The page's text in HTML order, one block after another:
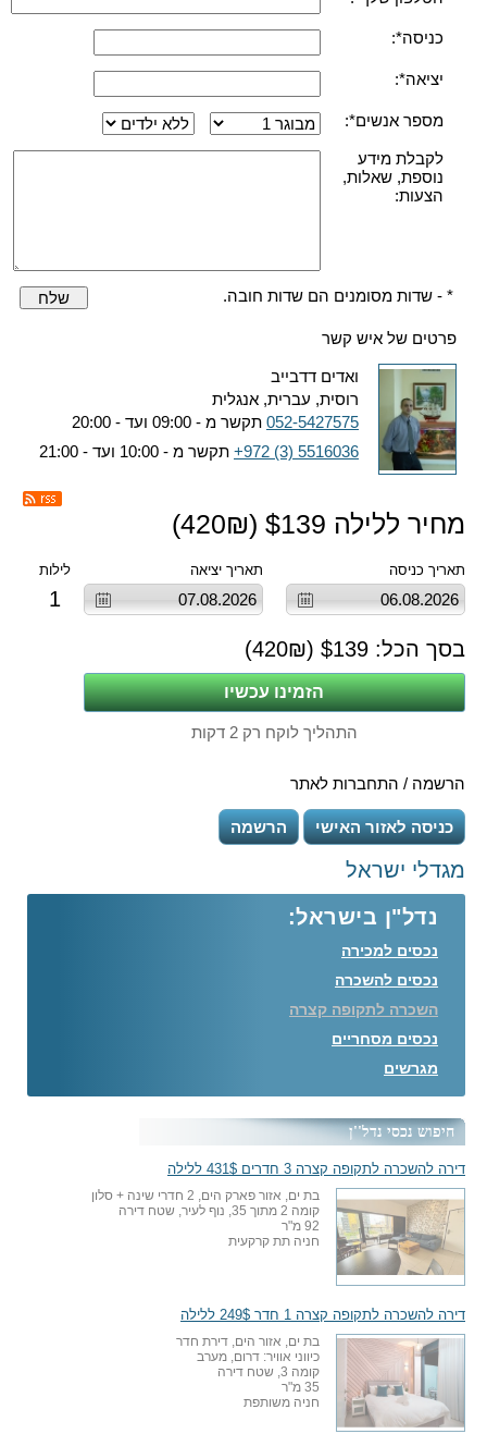
כניסה*:
יציאה*:
מספר אנשים*:
לקבלת מידע
נוספת, שאלות,
הצעות:
* - שדות מסומנים הם שדות חובה. שלח
פרטים של איש קשר
ואדים דדבייב
רוסית, עברית, אנגלית
052-5427575 תקשר מ - 09:00 ועד - 20:00
+972 (3) 5516036 תקשר מ - 10:00 ועד - 21:00
מחיר ללילה $ 139
(
420₪)
תאריך כניסה תאריך יציאה לילות
1
בסך הכל: $ 139
(
420₪)
התהליך לוקח רק 2 דקות
הרשמה / התחברות לאתר
כניסה לאזור האישי הרשמה
מגדלי ישראל
נדל"ן בישראל:
נכסים למכירה
נכסים להשכרה
השכרה לתקופה קצרה
נכסים מסחריים
מגרשים
חיפוש נכסי נדל''ן
דירה להשכרה לתקופה קצרה 3 חדרים 431$ ללילה
בת ים, אזור פארק הים, 2 חדרי שינה + סלון
קומה 2 מתוך 35, נוף לעיר, שטח דירה
92 מ"ר
חניה תת קרקעית
דירה להשכרה לתקופה קצרה 1 חדר 249$ ללילה
בת ים, אזור הים, דירת חדר
כיווני אוויר: דרום, מערב
קומה 3, שטח דירה
35 מ"ר
חניה משותפת